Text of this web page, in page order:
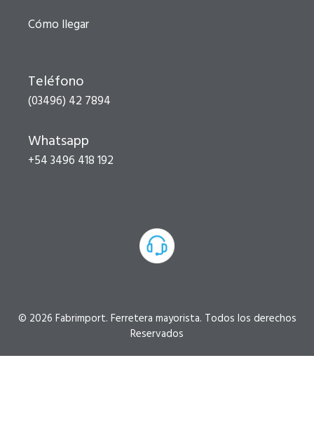
Cómo llegar
Teléfono
(03496) 42 7894
Whatsapp
+54 3496 418 192
© 2026 Fabrimport. Ferretera mayorista. Todos los derechos
Reservados